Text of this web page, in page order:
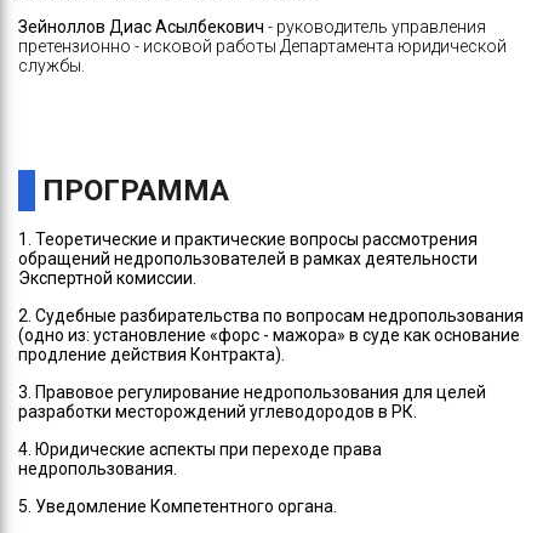
Зейноллов Диас Асылбекович - руководитель управления
претензионно - исковой работы Департамента юридической
службы.
ПРОГРАММА
1. Теоретические и практические вопросы рассмотрения
обращений недропользователей в рамках деятельности
Экспертной комиссии.
2. Судебные разбирательства по вопросам недропользования
(одно из: установление «форс - мажора» в суде как основание
продление действия Контракта).
3. Правовое регулирование недропользования для целей
разработки месторождений углеводородов в РК.
4. Юридические аспекты при переходе права
недропользования.
5. Уведомление Компетентного органа.